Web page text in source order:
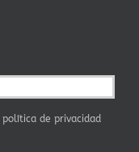
política de privacidad